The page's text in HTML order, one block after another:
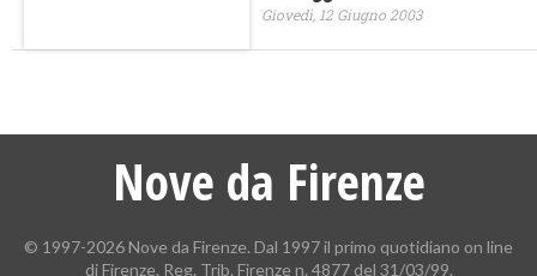
Giovedì, 12 Giugno 2003
Nove da Firenze
© 1997-2026 Nove da Firenze. Dal 1997 il primo quotidiano on line
di Firenze. Reg. Trib. Firenze n. 4877 del 31/03/99.